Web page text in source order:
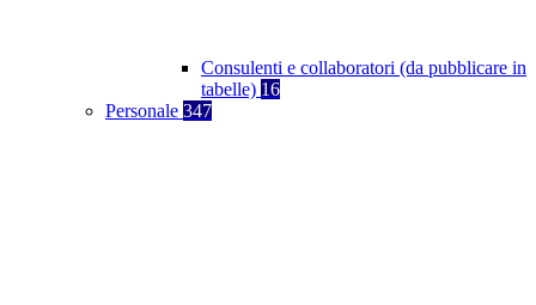
Consulenti e collaboratori (da pubblicare in
tabelle) 16
Personale 347